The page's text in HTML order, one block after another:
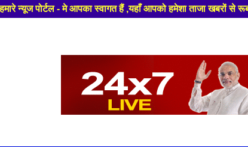
हैं ,यहाँ आपको हमेशा ताजा खबरों से रूबरू कराया जाएगा , खबर